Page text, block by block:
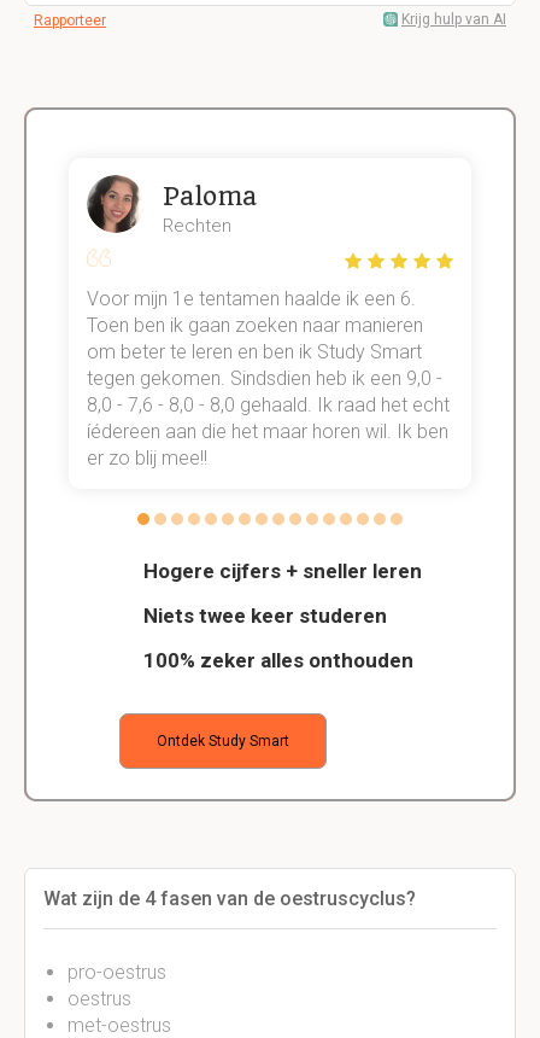
Rapporteer Krijg hulp van AI
Hogere cijfers + sneller leren
Niets twee keer studeren
100% zeker alles onthouden
Ontdek Study Smart
Paloma
Rechten
Voor mijn 1e tentamen haalde ik een 6.
Toen ben ik gaan zoeken naar manieren
om beter te leren en ben ik Study Smart
tegen gekomen. Sindsdien heb ik een 9,0 -
8,0 - 7,6 - 8,0 - 8,0 gehaald. Ik raad het echt
íédereen aan die het maar horen wil. Ik ben
er zo blij mee!!
Wat zijn de 4 fasen van de oestruscyclus?
pro-oestrus
oestrus
met-oestrus